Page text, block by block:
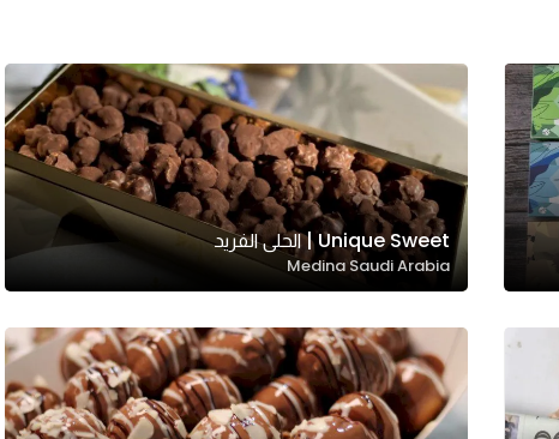
Unique Sweet | الحلى الفريد
Medina Saudi Arabia